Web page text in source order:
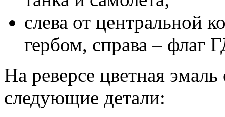
слева от центральной
гербом, справа – флаг
На реверсе цветная
следующие детали: